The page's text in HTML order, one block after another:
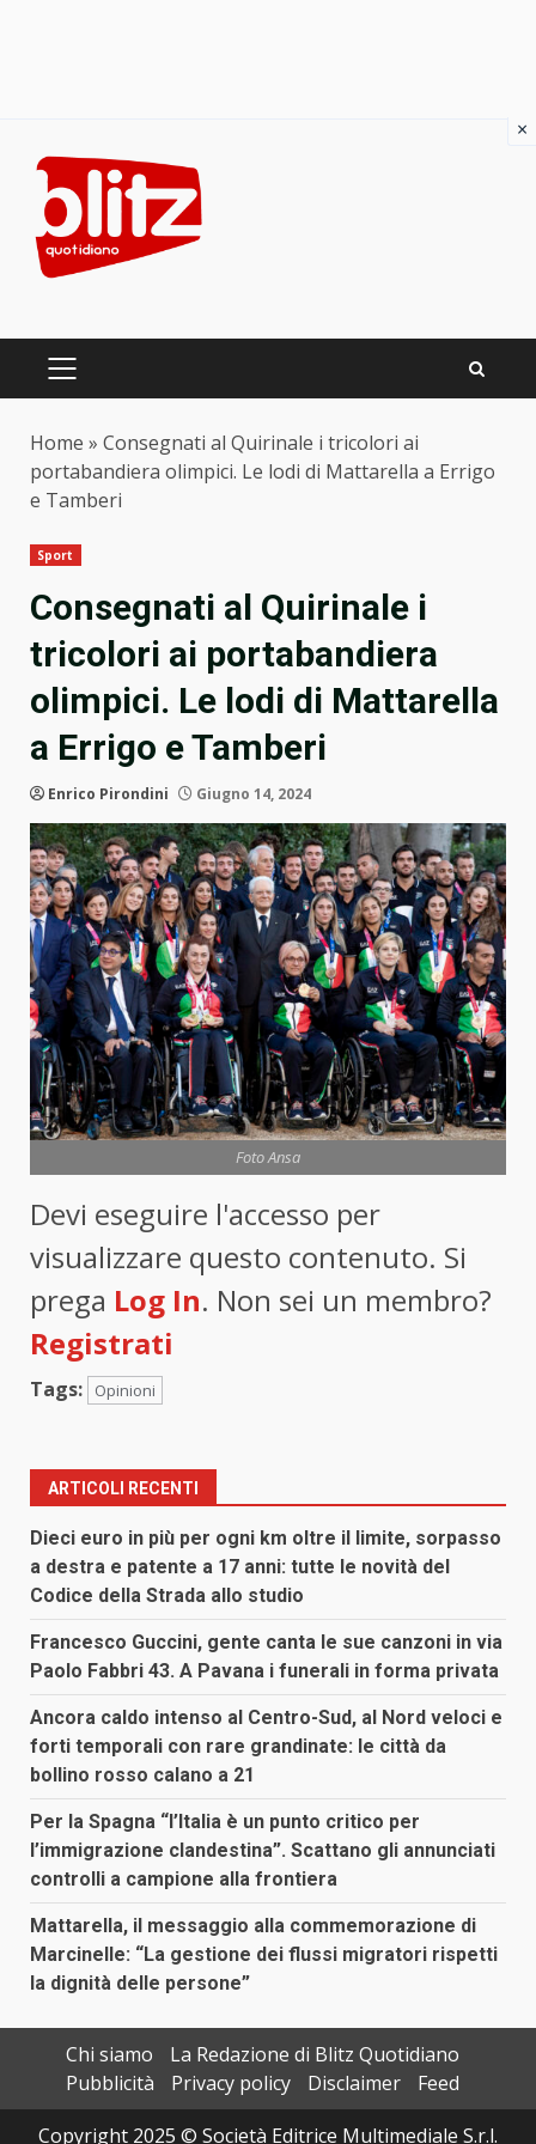
content
PRIMARY
Home » Consegnati al Quirinale i tricolori ai
portabandiera olimpici. Le lodi di Mattarella a Errigo
e Tamberi
Sport
Consegnati al Quirinale i
tricolori ai portabandiera
olimpici. Le lodi di Mattarella
a Errigo e Tamberi
Enrico Pirondini Giugno 14, 2024
Foto Ansa
Devi eseguire l'accesso per
visualizzare questo contenuto. Si
prega Log In. Non sei un membro?
Registrati
Tags: Opinioni
ARTICOLI RECENTI
Dieci euro in più per ogni km oltre il limite, sorpasso
a destra e patente a 17 anni: tutte le novità del
Codice della Strada allo studio
Francesco Guccini, gente canta le sue canzoni in via
Paolo Fabbri 43. A Pavana i funerali in forma privata
Ancora caldo intenso al Centro-Sud, al Nord veloci e
forti temporali con rare grandinate: le città da
bollino rosso calano a 21
Per la Spagna “l’Italia è un punto critico per
l’immigrazione clandestina”. Scattano gli annunciati
controlli a campione alla frontiera
Mattarella, il messaggio alla commemorazione di
Marcinelle: “La gestione dei flussi migratori rispetti
la dignità delle persone”
Chi siamo
La Redazione di Blitz Quotidiano
Pubblicità
Privacy policy Disclaimer
Feed
Copyright 2025 © Società Editrice Multimediale S.r.l.
×